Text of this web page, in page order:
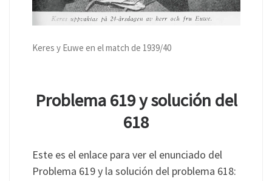
Keres y Euwe en el match de 1939/40
Problema 619 y solución del
618
Este es el enlace para ver el enunciado del
Problema 619 y la solución del problema 618: